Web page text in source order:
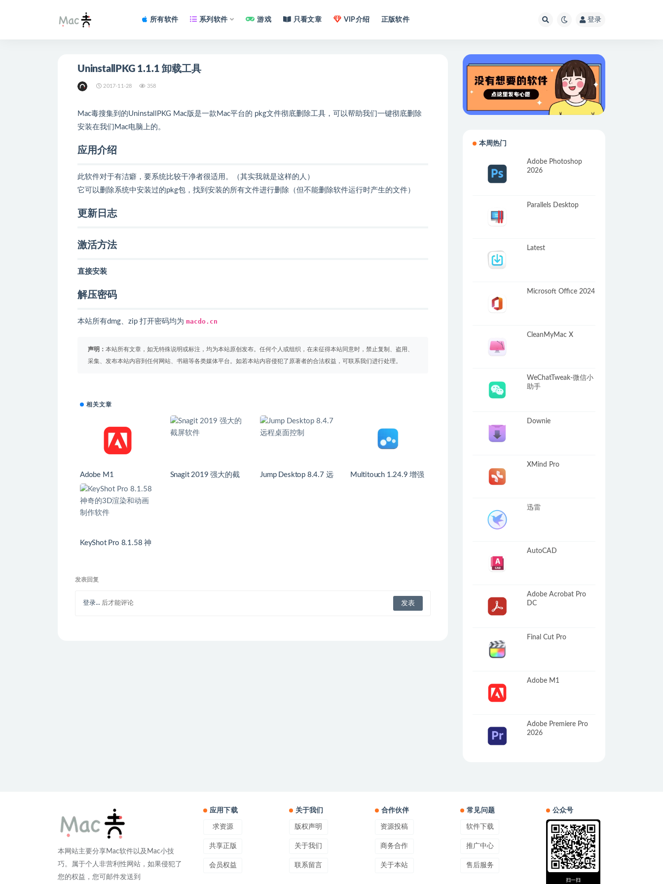
所有软件 系列软件 游戏 只看文章 VIP介绍 正版软件 登录
UninstallPKG 1.1.1 卸载工具
2017-11-28 358
Mac毒搜集到的UninstallPKG Mac版是一款Mac平台的 pkg文件彻底删除工具，可以帮助我们一键彻底删除
安装在我们Mac电脑上的。
应用介绍
此软件对于有洁癖，要系统比较干净者很适用。（其实我就是这样的人）
它可以删除系统中安装过的pkg包，找到安装的所有文件进行删除（但不能删除软件运行时产生的文件）
更新日志
激活方法
直接安装
解压密码
本站所有dmg、zip 打开密码均为 macdo.cn
声明： 本站所有文章，如无特殊说明或标注，均为本站原创发布。任何个人或组织，在未征得本站同意时，禁止复制、盗用、
采集、发布本站内容到任何网站、书籍等各类媒体平台。如若本站内容侵犯了原著者的合法权益，可联系我们进行处理。
相关文章
Adobe M1
Snagit 2019 强大的截
Jump Desktop 8.4.7 远
Multitouch 1.24.9 增强
KeyShot Pro 8.1.58 神
发表回复
登录... 后才能评论
本周热门
Adobe Photoshop
2026
Parallels Desktop
Latest
Microsoft Office 2024
CleanMyMac X
WeChatTweak-微信小
助手
Downie
XMind Pro
迅雷
AutoCAD
Adobe Acrobat Pro
DC
Final Cut Pro
Adobe M1
Adobe Premiere Pro
2026
本网站主要分享Mac软件以及Mac小技
巧。属于个人非营利性网站，如果侵犯了
您的权益，您可邮件发送到
应用下载
求资源
共享正版
会员权益
关于我们
版权声明
关于我们
联系留言
合作伙伴
资源投稿
商务合作
关于本站
常见问题
软件下载
推广中心
售后服务
公众号